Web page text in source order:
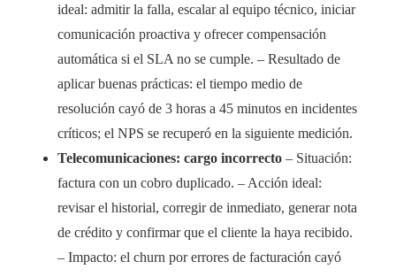
ideal: admitir la falla, escalar al equipo técnico, iniciar
comunicación proactiva y ofrecer compensación
automática si el SLA no se cumple. – Resultado de
aplicar buenas prácticas: el tiempo medio de
resolución cayó de 3 horas a 45 minutos en incidentes
críticos; el NPS se recuperó en la siguiente medición.
Telecomunicaciones: cargo incorrecto – Situación:
factura con un cobro duplicado. – Acción ideal:
revisar el historial, corregir de inmediato, generar nota
de crédito y confirmar que el cliente la haya recibido.
– Impacto: el churn por errores de facturación cayó